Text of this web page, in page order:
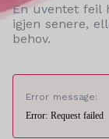
En uventet feil
igjen senere,
behov.
Error message:
Error: Request failed